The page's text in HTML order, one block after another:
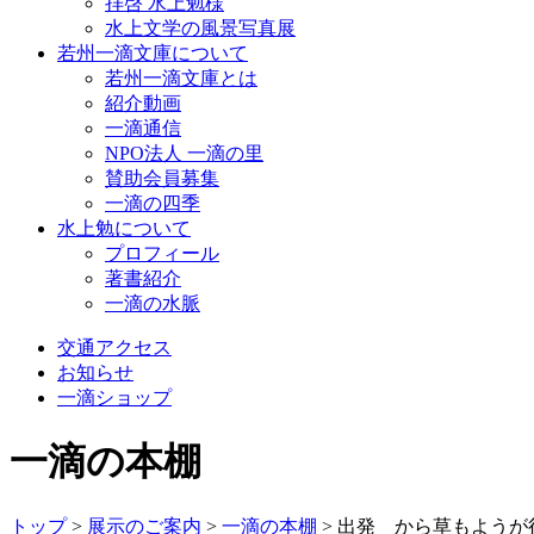
水上文学の風景写真展
若州一滴文庫について
若州一滴文庫とは
紹介動画
一滴通信
NPO法人 一滴の里
賛助会員募集
一滴の四季
水上勉について
プロフィール
著書紹介
一滴の水脈
交通アクセス
お知らせ
一滴ショップ
一滴の本棚
トップ> 展示のご案内 > 一滴の本棚 > 出発 から草もようが